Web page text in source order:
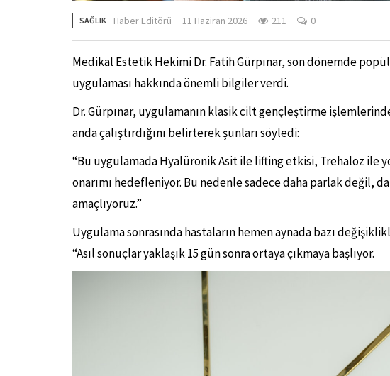
SAĞLIK Haber Editörü 11 Haziran 2026 211 0
Medikal Estetik Hekimi Dr. Fatih Gürpınar, son dönemde
uygulaması hakkında önemli bilgiler verdi.
Dr. Gürpınar, uygulamanın klasik cilt gençleştirme
anda çalıştırdığını belirterek şunları söyledi:
“Bu uygulamada Hyalüronik Asit ile lifting etkisi, Trehaloz ile
onarımı hedefleniyor. Bu nedenle sadece daha parlak değil,
amaçlıyoruz.”
Uygulama sonrasında hastaların hemen aynada bazı
“Asıl sonuçlar yaklaşık 15 gün sonra ortaya çıkmaya başlıyor.